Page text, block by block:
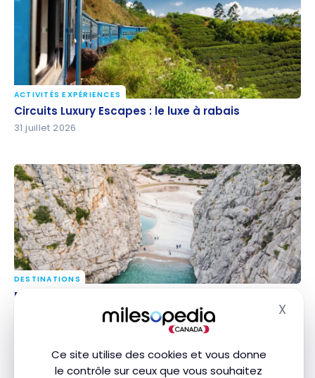
Ce site utilise des cookies et vous donne
le contrôle sur ceux que vous souhaitez
X
Circuits Luxury Escapes : le luxe à rabais
ACTIVITÉS EXPÉRIENCES
Circuits Luxury Escapes : le luxe à rabais
31 juillet 2026
Road trip à Majorque de 7 à 10 jours : itinéraire et
incontournables
DESTINATIONS
Road trip à Majorque de 7 à 10 jours : itinéraire et
incontournables